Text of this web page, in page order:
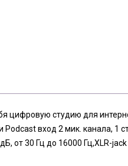
цифровую студию для
вход 2 мик. канала, 1
от 30 Гц до 16000 Гц,XLR-